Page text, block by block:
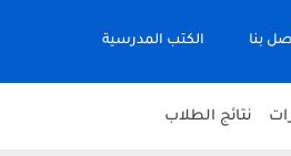
بنا الكتب المدرسية
نتائج الطلاب